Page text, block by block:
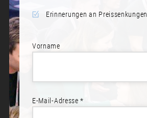
Erinnerungen an Preissenkungen
Vorname
E-Mail-Adresse *